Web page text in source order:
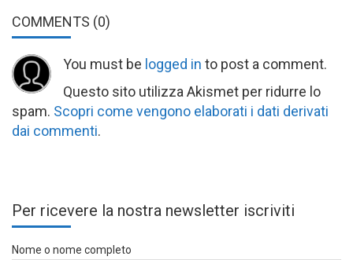
COMMENTS (0)
You must be logged in to post a comment.
Questo sito utilizza Akismet per ridurre lo
spam. Scopri come vengono elaborati i dati derivati
dai commenti.
Per ricevere la nostra newsletter iscriviti
Nome o nome completo